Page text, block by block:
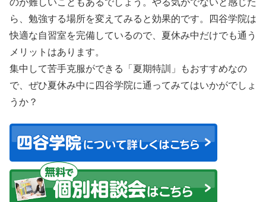
のが難しいこともあるでしょう。やる気がでないと感じた
ら、勉強する場所を変えてみると効果的です。四谷学院は
快適な自習室を完備しているので、夏休み中だけでも通う
メリットはあります。
集中して苦手克服ができる「夏期特訓」もおすすめなの
で、ぜひ夏休み中に四谷学院に通ってみてはいかがでしょ
うか？